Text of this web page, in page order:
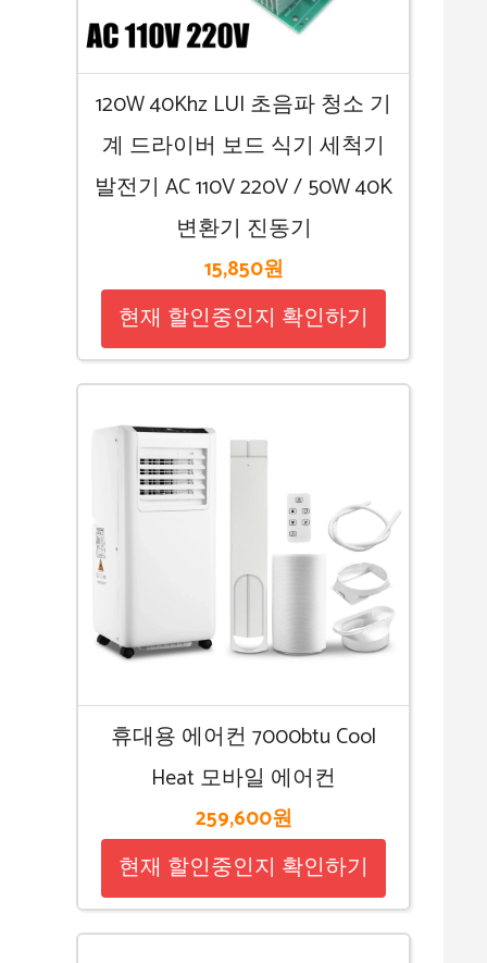
120W 40Khz LUI 초음파 청소 기
계 드라이버 보드 식기 세척기
발전기 AC 110V 220V / 50W 40K
변환기 진동기
15,850원
현재 할인중인지 확인하기
휴대용 에어컨 7000btu Cool
Heat 모바일 에어컨
259,600원
현재 할인중인지 확인하기